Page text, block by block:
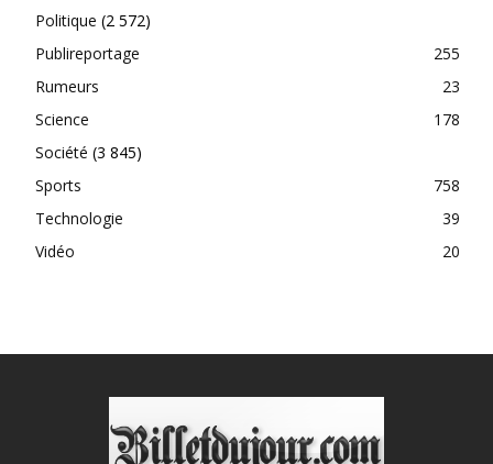
Politique (2 572)
Publireportage
255
Rumeurs
23
Science
178
Société (3 845)
Sports
758
Technologie
39
Vidéo
20